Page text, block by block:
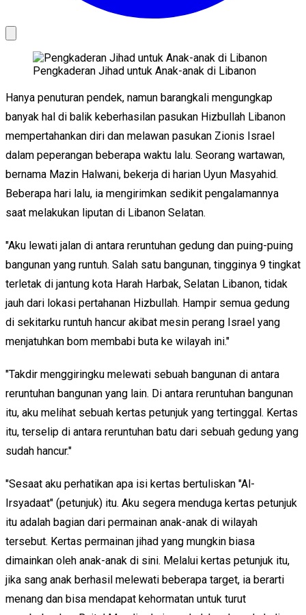
Pengkaderan Jihad untuk Anak-anak di Libanon
Hanya penuturan pendek, namun barangkali mengungkap
banyak hal di balik keberhasilan pasukan Hizbullah Libanon
mempertahankan diri dan melawan pasukan Zionis Israel
dalam peperangan beberapa waktu lalu. Seorang wartawan,
bernama Mazin Halwani, bekerja di harian Uyun Masyahid.
Beberapa hari lalu, ia mengirimkan sedikit pengalamannya
saat melakukan liputan di Libanon Selatan.
"Aku lewati jalan di antara reruntuhan gedung dan puing-puing
bangunan yang runtuh. Salah satu bangunan, tingginya 9 tingkat
terletak di jantung kota Harah Harbak, Selatan Libanon, tidak
jauh dari lokasi pertahanan Hizbullah. Hampir semua gedung
di sekitarku runtuh hancur akibat mesin perang Israel yang
menjatuhkan bom membabi buta ke wilayah ini."
"Takdir menggiringku melewati sebuah bangunan di antara
reruntuhan bangunan yang lain. Di antara reruntuhan bangunan
itu, aku melihat sebuah kertas petunjuk yang tertinggal. Kertas
itu, terselip di antara reruntuhan batu dari sebuah gedung yang
sudah hancur."
"Sesaat aku perhatikan apa isi kertas bertuliskan "Al-
Irsyadaat" (petunjuk) itu. Aku segera menduga kertas petunjuk
itu adalah bagian dari permainan anak-anak di wilayah
tersebut. Kertas permainan jihad yang mungkin biasa
dimainkan oleh anak-anak di sini. Melalui kertas petunjuk itu,
jika sang anak berhasil melewati beberapa target, ia berarti
menang dan bisa mendapat kehormatan untuk turut